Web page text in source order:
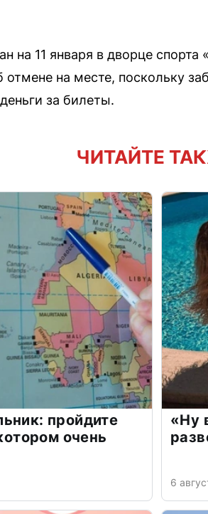
на 11 января в дворце
отмене на месте, поскольку
за билеты.
ЧИТАЙТЕ
пройдите
очень
«Ну
6